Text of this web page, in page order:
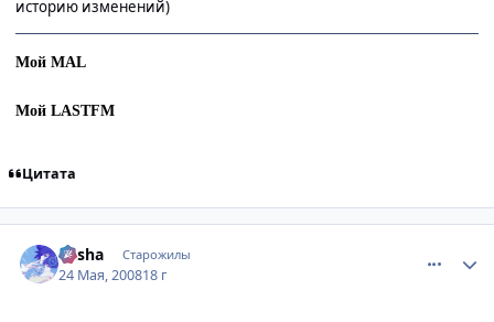
историю изменений)
Мой MAL
Мой LASTFM
Цитата
Trisha Старожилы
24 Мая, 200818 г